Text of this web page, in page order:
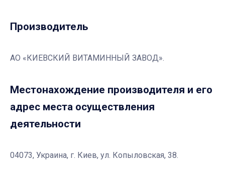
Производитель
АО «КИЕВСКИЙ ВИТАМИННЫЙ ЗАВОД».
Местонахождение производителя и его
адрес места осуществления
деятельности
04073, Украина, г. Киев, ул. Копыловская, 38.